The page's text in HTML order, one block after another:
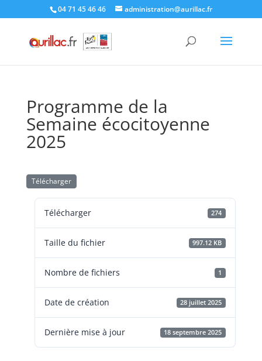
04 71 45 46 46 administration@aurillac.fr
Programme de la
Semaine écocitoyenne
2025
Télécharger
Télécharger 274
Taille du fichier 997.12 KB
Nombre de fichiers 1
Date de création 28 juillet 2025
Dernière mise à jour 18 septembre 2025